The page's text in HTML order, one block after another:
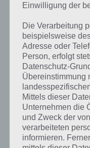
Kurze
Einwilligung der
Die Verarbeitung
beispielsweise
Adresse oder
Person, erfolgt
Datenschutz-
Übereinstimmung
Mittels dieser
Unternehmen die
und Zweck der
verarbeiteten
informieren.